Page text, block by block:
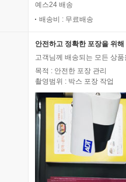
예스24 배송
배송비 : 무료배송
안전하고 정확한 포장을 위
고객님께 배송되는 모든 상
목적 : 안전한 포장 관리
촬영범위 : 박스 포장 작업